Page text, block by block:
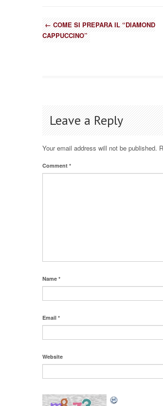
←COME SI PREPARA IL “DIAMOND
CAPPUCCINO”
Leave a Reply
Your email address will not be published.
Comment *
Name *
Email *
Website